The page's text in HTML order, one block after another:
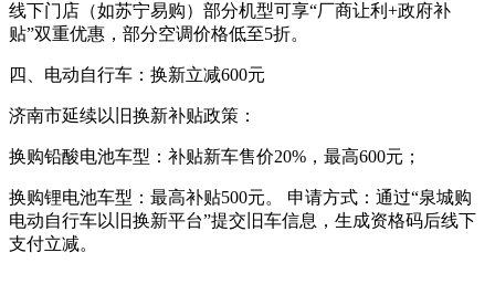
线下门店（如苏宁易购）部分机型可享“厂商让利+政府补
贴”双重优惠，部分空调价格低至5折。
四、电动自行车：换新立减600元
济南市延续以旧换新补贴政策：
换购铅酸电池车型：补贴新车售价20%，最高600元；
换购锂电池车型：最高补贴500元。 申请方式：通过“泉城购
电动自行车以旧换新平台”提交旧车信息，生成资格码后线下
支付立减。